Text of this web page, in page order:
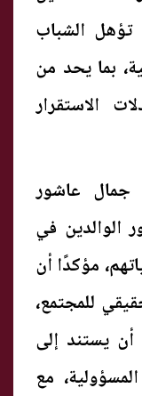
تؤهل الشباب
بما يحد من
الاستقرار
جمال عاشور
الوالدين في
مؤكدًا أن
للمجتمع،
يستند إلى
مع